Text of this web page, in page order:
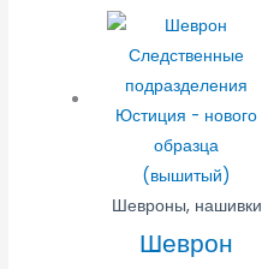
Шевроны, нашивки
Шеврон